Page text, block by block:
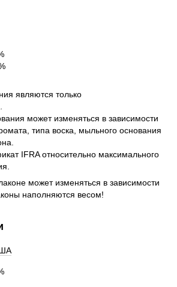
являются только
может изменяться в зависимости
типа воска, мыльного основания
IFRA относительно максимального
может изменяться в зависимости
наполняются весом!